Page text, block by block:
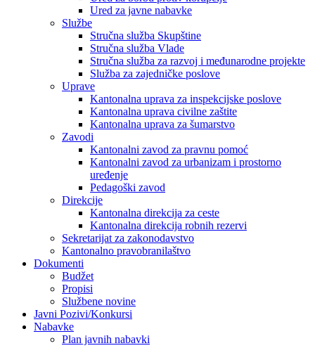
Ured za javne nabavke
Službe
Stručna služba Skupštine
Stručna služba Vlade
Stručna služba za razvoj i međunarodne projekte
Služba za zajedničke poslove
Uprave
Kantonalna uprava za inspekcijske poslove
Kantonalna uprava civilne zaštite
Kantonalna uprava za šumarstvo
Zavodi
Kantonalni zavod za pravnu pomoć
Kantonalni zavod za urbanizam i prostorno
uređenje
Pedagoški zavod
Direkcije
Kantonalna direkcija za ceste
Kantonalna direkcija robnih rezervi
Sekretarijat za zakonodavstvo
Kantonalno pravobranilaštvo
Dokumenti
Budžet
Propisi
Službene novine
Javni Pozivi/Konkursi
Nabavke
Plan javnih nabavki